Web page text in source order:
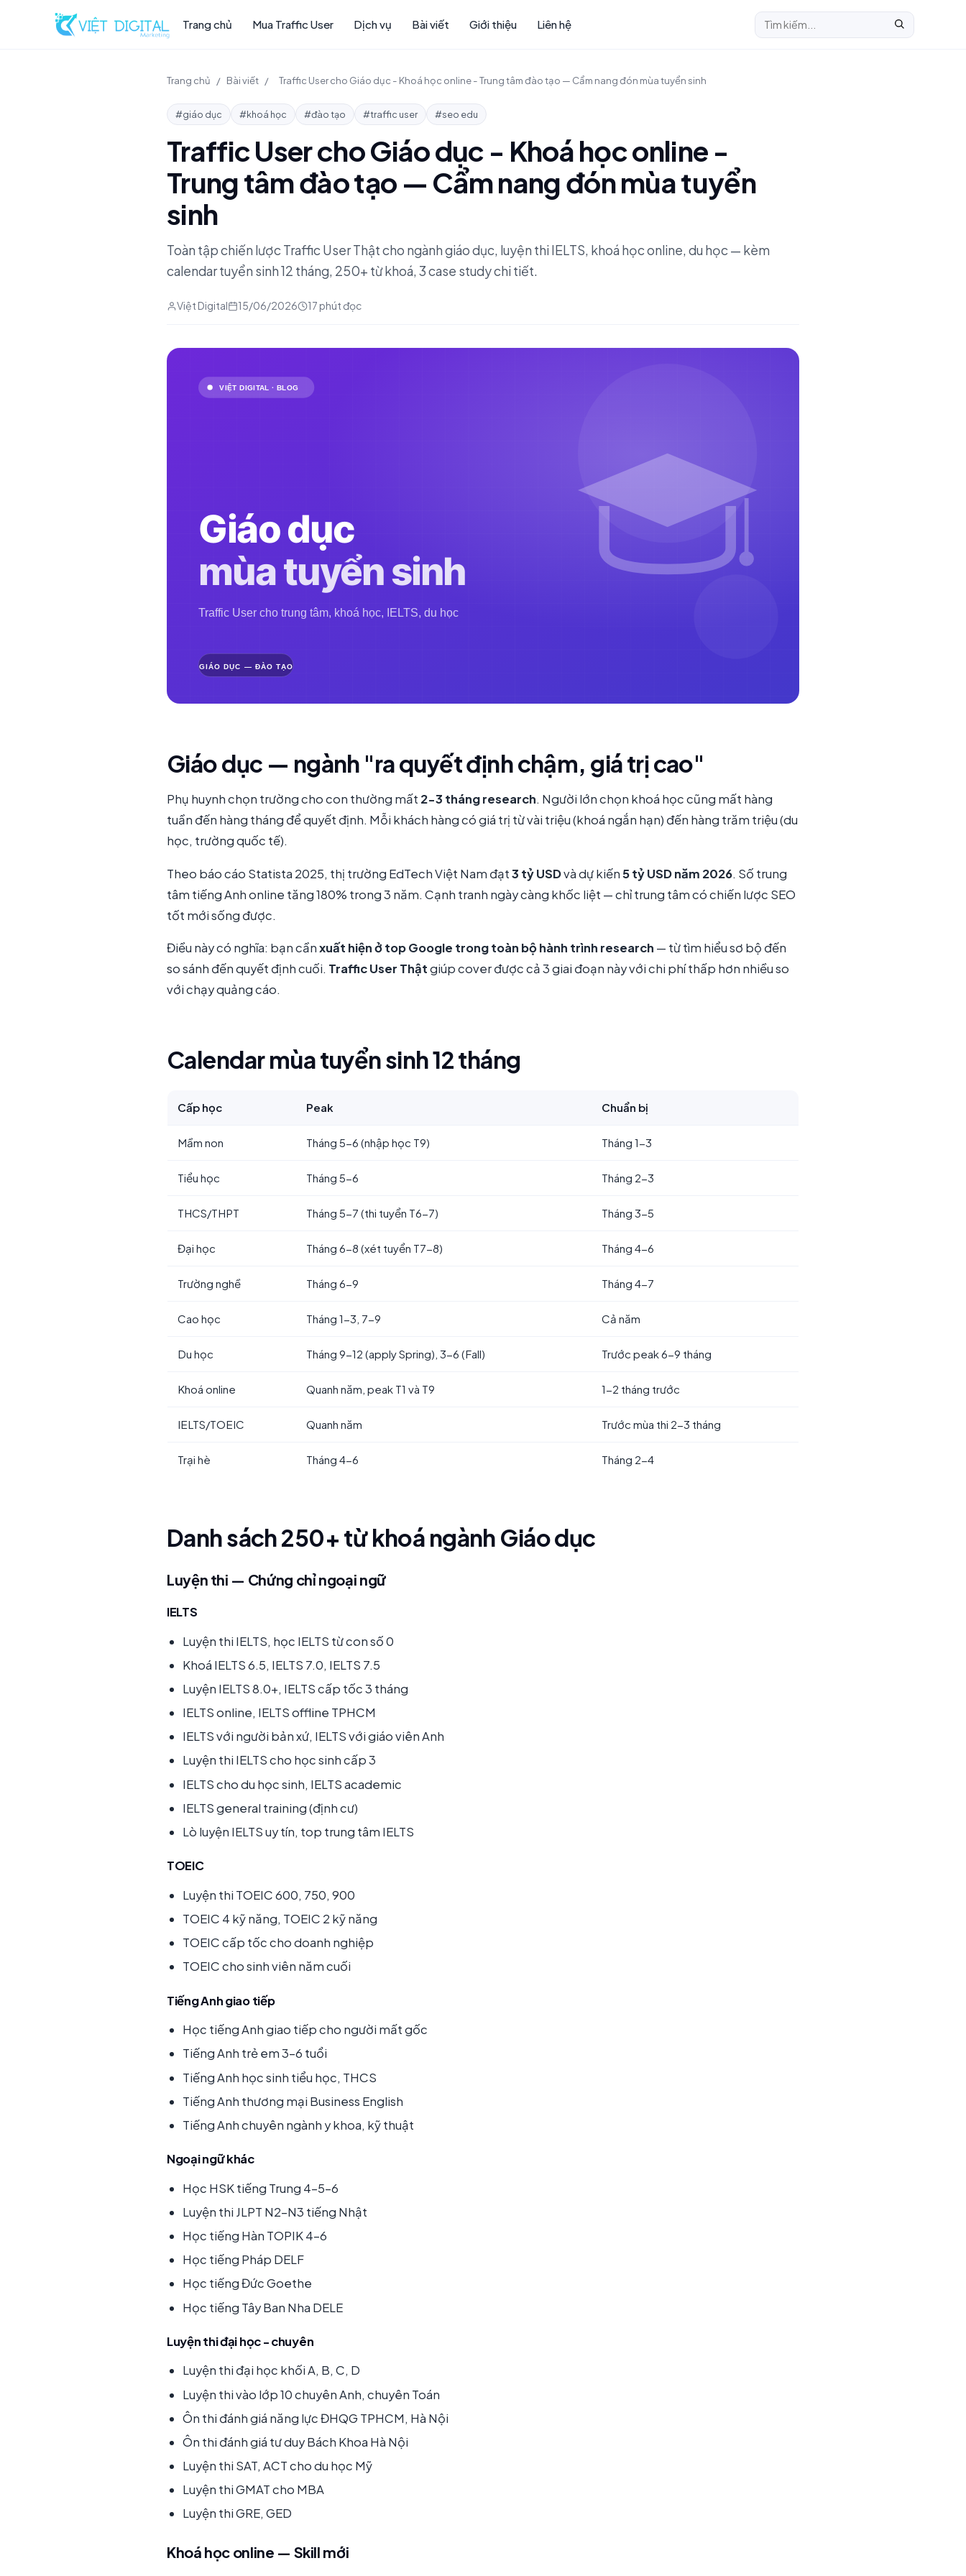
Trang chủ Mua Traffic User Dịch vụ Bài viết Giới thiệu Liên hệ
Trang chủ / Bài viết / Traffic User cho Giáo dục - Khoá học online - Trung tâm đào tạo — Cẩm nang đón mùa tuyển sinh
#giáo dục #khoá học #đào tạo #traffic user #seo edu
Traffic User cho Giáo dục - Khoá học online -
Trung tâm đào tạo — Cẩm nang đón mùa tuyển
sinh
Toàn tập chiến lược Traffic User Thật cho ngành giáo dục, luyện thi IELTS, khoá học online, du học — kèm
calendar tuyển sinh 12 tháng, 250+ từ khoá, 3 case study chi tiết.
Việt Digital 15/06/2026 17 phút đọc
Giáo dục — ngành "ra quyết định chậm, giá trị cao"
Phụ huynh chọn trường cho con thường mất 2-3 tháng research. Người lớn chọn khoá học cũng mất hàng
tuần đến hàng tháng để quyết định. Mỗi khách hàng có giá trị từ vài triệu (khoá ngắn hạn) đến hàng trăm triệu (du
học, trường quốc tế).
Theo báo cáo Statista 2025, thị trường EdTech Việt Nam đạt3 tỷ USDvà dự kiến5 tỷ USD năm 2026. Số trung
tâm tiếng Anh online tăng 180% trong 3 năm. Cạnh tranh ngày càng khốc liệt — chỉ trung tâm có chiến lược SEO
tốt mới sống được.
Điều này có nghĩa: bạn cầnxuất hiện ở top Google trong toàn bộ hành trình research — từ tìm hiểu sơ bộ đến
so sánh đến quyết định cuối. Traffic User Thậtgiúp cover được cả 3 giai đoạn này với chi phí thấp hơn nhiều so
với chạy quảng cáo.
Calendar mùa tuyển sinh 12 tháng
Cấp học Peak Chuẩn bị
Mầm non Tháng 5-6 (nhập học T9) Tháng 1-3
Tiểu học Tháng 5-6 Tháng 2-3
THCS/THPT Tháng 5-7 (thi tuyển T6-7) Tháng 3-5
Đại học Tháng 6-8 (xét tuyển T7-8) Tháng 4-6
Trường nghề Tháng 6-9 Tháng 4-7
Cao học Tháng 1-3, 7-9 Cả năm
Du học Tháng 9-12 (apply Spring), 3-6 (Fall) Trước peak 6-9 tháng
Khoá online Quanh năm, peak T1 và T9 1-2 tháng trước
IELTS/TOEIC Quanh năm Trước mùa thi 2-3 tháng
Trại hè Tháng 4-6 Tháng 2-4
Danh sách 250+ từ khoá ngành Giáo dục
Luyện thi — Chứng chỉ ngoại ngữ
IELTS
Luyện thi IELTS, học IELTS từ con số 0
Khoá IELTS 6.5, IELTS 7.0, IELTS 7.5
Luyện IELTS 8.0+, IELTS cấp tốc 3 tháng
IELTS online, IELTS offline TPHCM
IELTS với người bản xứ, IELTS với giáo viên Anh
Luyện thi IELTS cho học sinh cấp 3
IELTS cho du học sinh, IELTS academic
IELTS general training (định cư)
Lò luyện IELTS uy tín, top trung tâm IELTS
TOEIC
Luyện thi TOEIC 600, 750, 900
TOEIC 4 kỹ năng, TOEIC 2 kỹ năng
TOEIC cấp tốc cho doanh nghiệp
TOEIC cho sinh viên năm cuối
Tiếng Anh giao tiếp
Học tiếng Anh giao tiếp cho người mất gốc
Tiếng Anh trẻ em 3-6 tuổi
Tiếng Anh học sinh tiểu học, THCS
Tiếng Anh thương mại Business English
Tiếng Anh chuyên ngành y khoa, kỹ thuật
Ngoại ngữ khác
Học HSK tiếng Trung 4-5-6
Luyện thi JLPT N2-N3 tiếng Nhật
Học tiếng Hàn TOPIK 4-6
Học tiếng Pháp DELF
Học tiếng Đức Goethe
Học tiếng Tây Ban Nha DELE
Luyện thi đại học - chuyên
Luyện thi đại học khối A, B, C, D
Luyện thi vào lớp 10 chuyên Anh, chuyên Toán
Ôn thi đánh giá năng lực ĐHQG TPHCM, Hà Nội
Ôn thi đánh giá tư duy Bách Khoa Hà Nội
Luyện thi SAT, ACT cho du học Mỹ
Luyện thi GMAT cho MBA
Luyện thi GRE, GED
Khoá học online — Skill mới